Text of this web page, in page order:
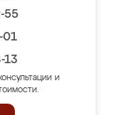
55
01
13
и